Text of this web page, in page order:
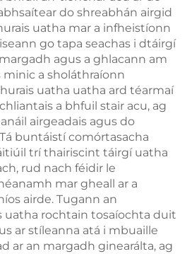
do shreabhán airgid
uatha mar a infheistíonn
go tapa seachas i dtáirgí
agus a ghlacann am
minic a sholáthraíonn
uatha uatha ard téarmaí
a bhfuil stair acu, ag
airgeadais agus do
buntáistí comórtasacha
trí thairiscint táirgí uatha
rud nach féidir le
mar gheall ar a
airde. Tugann an
uatha rochtain tosaíochta duit
ar stíleanna atá i mbuaille
ar an margadh ginearálta, ag